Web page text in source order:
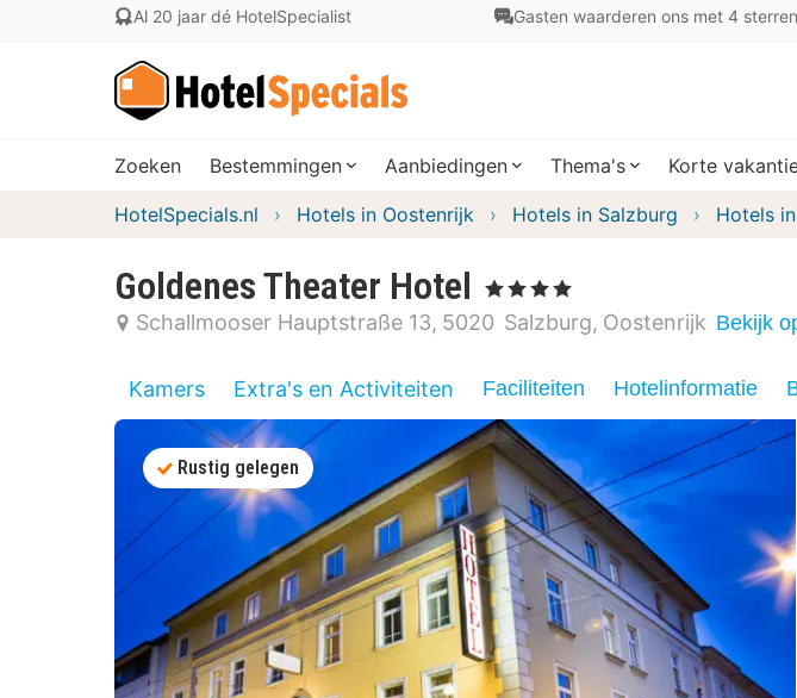
Al 20 jaar dé HotelSpecialist Gasten waarderen ons met 4 sterren
Zoeken Bestemmingen Aanbiedingen Thema's Korte
HotelSpecials.nl Hotels in Oostenrijk Hotels in Salzburg Hotels
Goldenes Theater Hotel , 4 Sterren
Schallmooser Hauptstraße 13 5020 Salzburg Oostenrijk Bekijk
Kamers Extra's en Activiteiten Faciliteiten Hotelinformatie
Rustig gelegen